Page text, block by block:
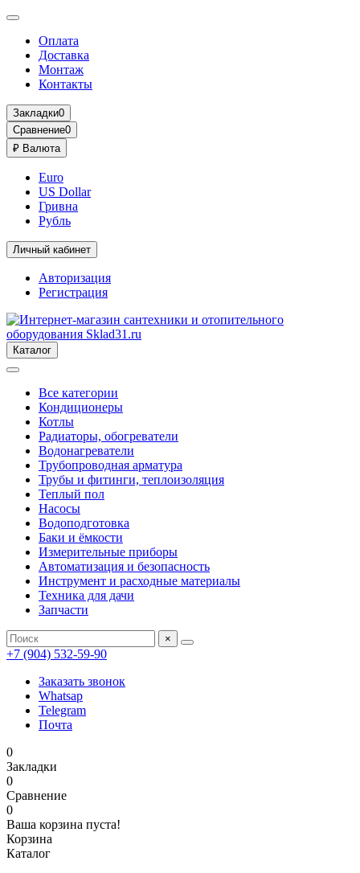
Оплата
Доставка
Монтаж
Контакты
Закладки0
Сравнение0
₽ Валюта
Euro
US Dollar
Гривна
Рубль
Личный кабинет
Авторизация
Регистрация
Каталог
Все категории
Кондиционеры
Котлы
Радиаторы, обогреватели
Водонагреватели
Трубопроводная арматура
Трубы и фитинги, теплоизоляция
Теплый пол
Насосы
Водоподготовка
Баки и ёмкости
Измерительные приборы
Автоматизация и безопасность
Инструмент и расходные материалы
Техника для дачи
Запчасти
×
+7 (904) 532-59-90
Заказать звонок
Whatsap
Telegram
Почта
0
Закладки
0
Сравнение
0
Ваша корзина пуста!
Корзина
Каталог